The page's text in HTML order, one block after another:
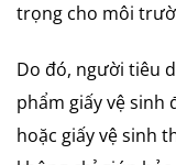
trọng cho môi
Do đó, người tiêu
phẩm giấy vệ sinh
hoặc giấy vệ sinh